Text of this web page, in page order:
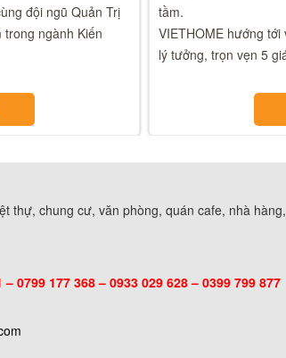
đội ngũ Quản Trị
ngành Kiến
tầm.
VIETHOME hướng
lý tưởng, trọn vẹn 5
thự, chung cư, văn phòng, quán cafe, nhà hàng,
–0799 177 368 – 0933 029 628 – 0399 799 877